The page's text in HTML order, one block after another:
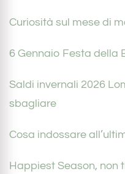
Curiosità sul mese di
6 Gennaio Festa della
Saldi invernali 2026
sbagliare
Cosa indossare
Happiest Season, non